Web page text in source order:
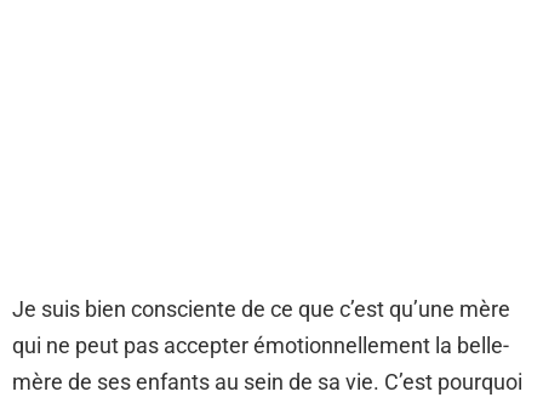
Je suis bien consciente de ce que c’est qu’une mère
qui ne peut pas accepter émotionnellement la belle-
mère de ses enfants au sein de sa vie. C’est pourquoi